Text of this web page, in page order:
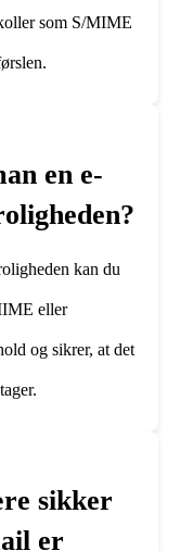
som S/MIME
en e-
kan du
eller
og sikrer, at det
sikker
er